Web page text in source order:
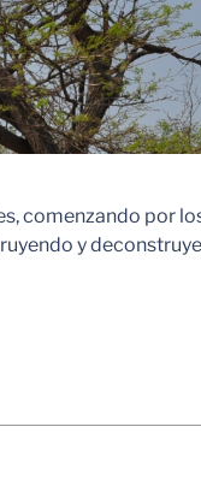
comenzando por
y